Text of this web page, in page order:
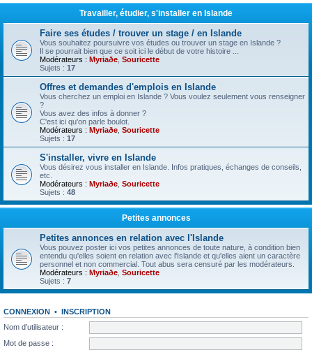
Travailler, étudier, s'installer en Islande
Faire ses études / trouver un stage / en Islande
Vous souhaitez poursuivre vos études ou trouver un stage en Islande ?
Il se pourrait bien que ce soit ici le début de votre histoire ...
Modérateurs : Myriaðe Souricette
Sujets : 17
Offres et demandes d'emplois en Islande
Vous cherchez un emploi en Islande ? Vous voulez seulement vous renseigner
?
Vous avez des infos à donner ?
C'est ici qu'on parle boulot.
Modérateurs : Myriaðe Souricette
Sujets : 17
S'installer, vivre en Islande
Vous désirez vous installer en Islande. Infos pratiques, échanges de conseils,
etc.
Modérateurs : Myriaðe Souricette
Sujets : 48
Petites annonces
Petites annonces en relation avec l'Islande
Vous pouvez poster ici vos petites annonces de toute nature, à condition bien
entendu qu'elles soient en relation avec l'Islande et qu'elles aient un caractère
personnel et non commercial. Tout abus sera censuré par les modérateurs.
Modérateurs : Myriaðe Souricette
Sujets : 7
CONNEXION • INSCRIPTION
Nom d’utilisateur :
Mot de passe :